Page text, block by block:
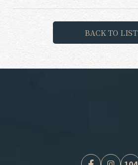
BACK TO LIST